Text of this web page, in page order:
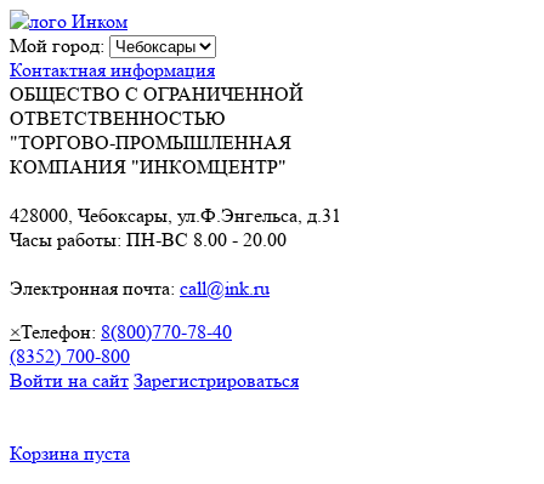
Мой город:
Контактная информация
ОБЩЕСТВО С ОГРАНИЧЕННОЙ
ОТВЕТСТВЕННОСТЬЮ
"ТОРГОВО-ПРОМЫШЛЕННАЯ
КОМПАНИЯ "ИНКОМЦЕНТР"
428000, Чебоксары, ул.Ф.Энгельса, д.31
Часы работы: ПН-ВС 8.00 - 20.00
Электронная почта: call@ink.ru
×Телефон: 8(800)770-78-40
(8352) 700-800
Войти на сайт Зарегистрироваться
Корзина пуста